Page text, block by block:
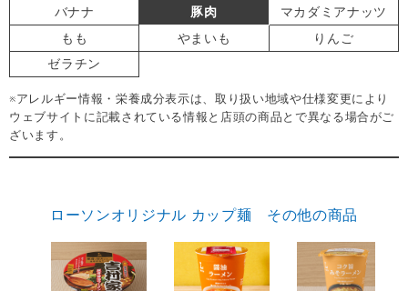
バナナ
豚肉
マカダミアナッツ
もも
やまいも
りんご
ゼラチン
※アレルギー情報・栄養成分表示は、取り扱い地域や仕様変更により
ウェブサイトに記載されている情報と店頭の商品とで異なる場合がご
ざいます。
ローソンオリジナル カップ麺 その他の商品